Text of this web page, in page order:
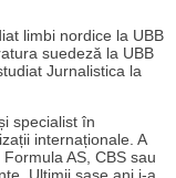
limbi nordice la UBB
suedeză la UBB
Jurnalistica la
specialist în
internaționale. A
AS, CBS sau
Ultimii șase ani i-a